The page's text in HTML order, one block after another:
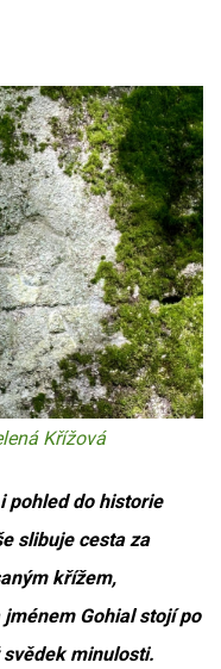
Křížová
pohled do historie
slibuje cesta za
křížem,
Gohial stojí po
minulosti.